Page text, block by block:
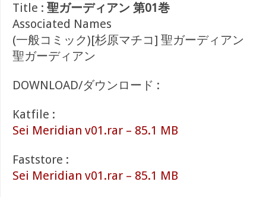
Title : 聖ガーディアン 第01巻
Associated Names
(一般コミック)[杉原マチコ] 聖ガーディアン
聖ガーディアン
DOWNLOAD/ダウンロード :
Katfile :
Sei Meridian v01.rar – 85.1 MB
Faststore :
Sei Meridian v01.rar – 85.1 MB